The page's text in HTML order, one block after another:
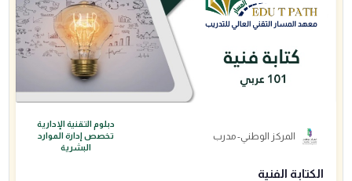
المركز الوطني- مدرب
دبلوم التقنية الإدارية
تخصص إدارة الموارد
البشرية
الكتابة الفنية